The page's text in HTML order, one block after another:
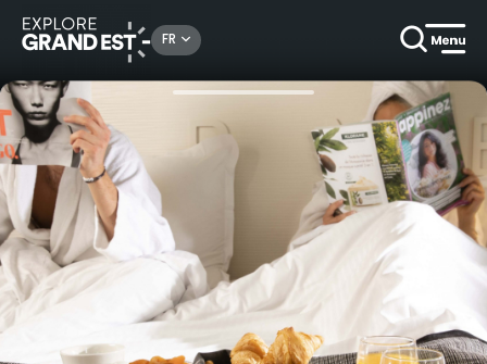
FR
Haut de gamme Saint Valentin à l'Hôtel Gutenberg